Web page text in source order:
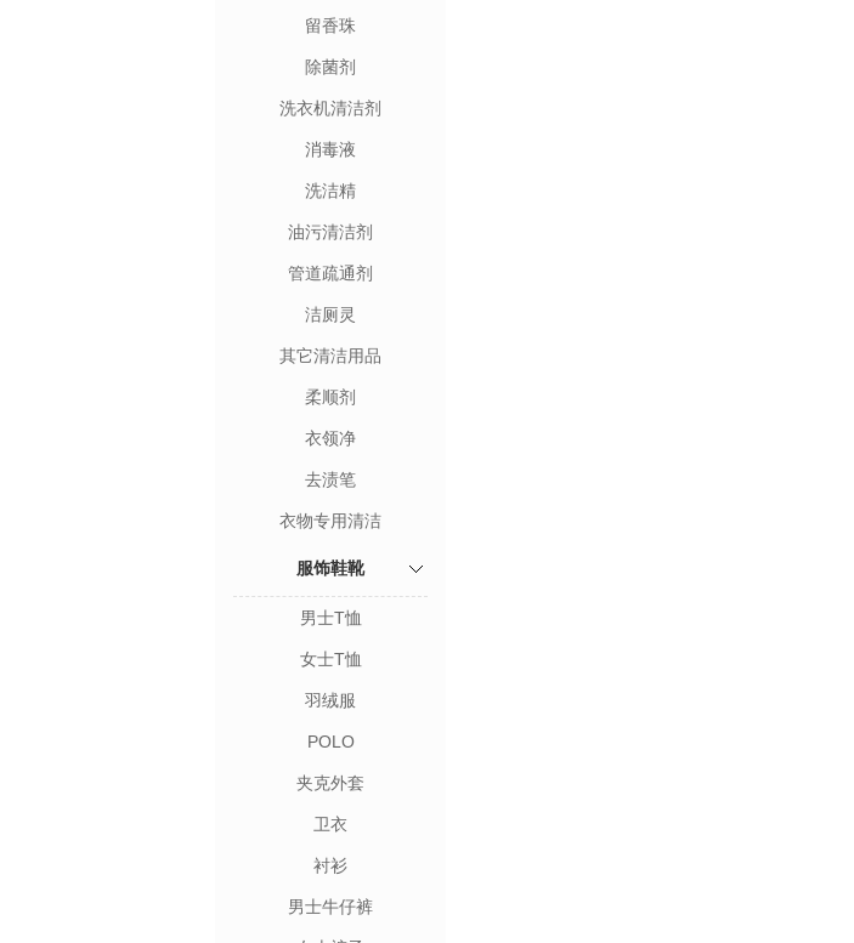
留香珠
除菌剂
洗衣机清洁剂
消毒液
洗洁精
油污清洁剂
管道疏通剂
洁厕灵
其它清洁用品
柔顺剂
衣领净
去渍笔
衣物专用清洁
服饰鞋靴
男士T恤
女士T恤
羽绒服
POLO
夹克外套
卫衣
衬衫
男士牛仔裤